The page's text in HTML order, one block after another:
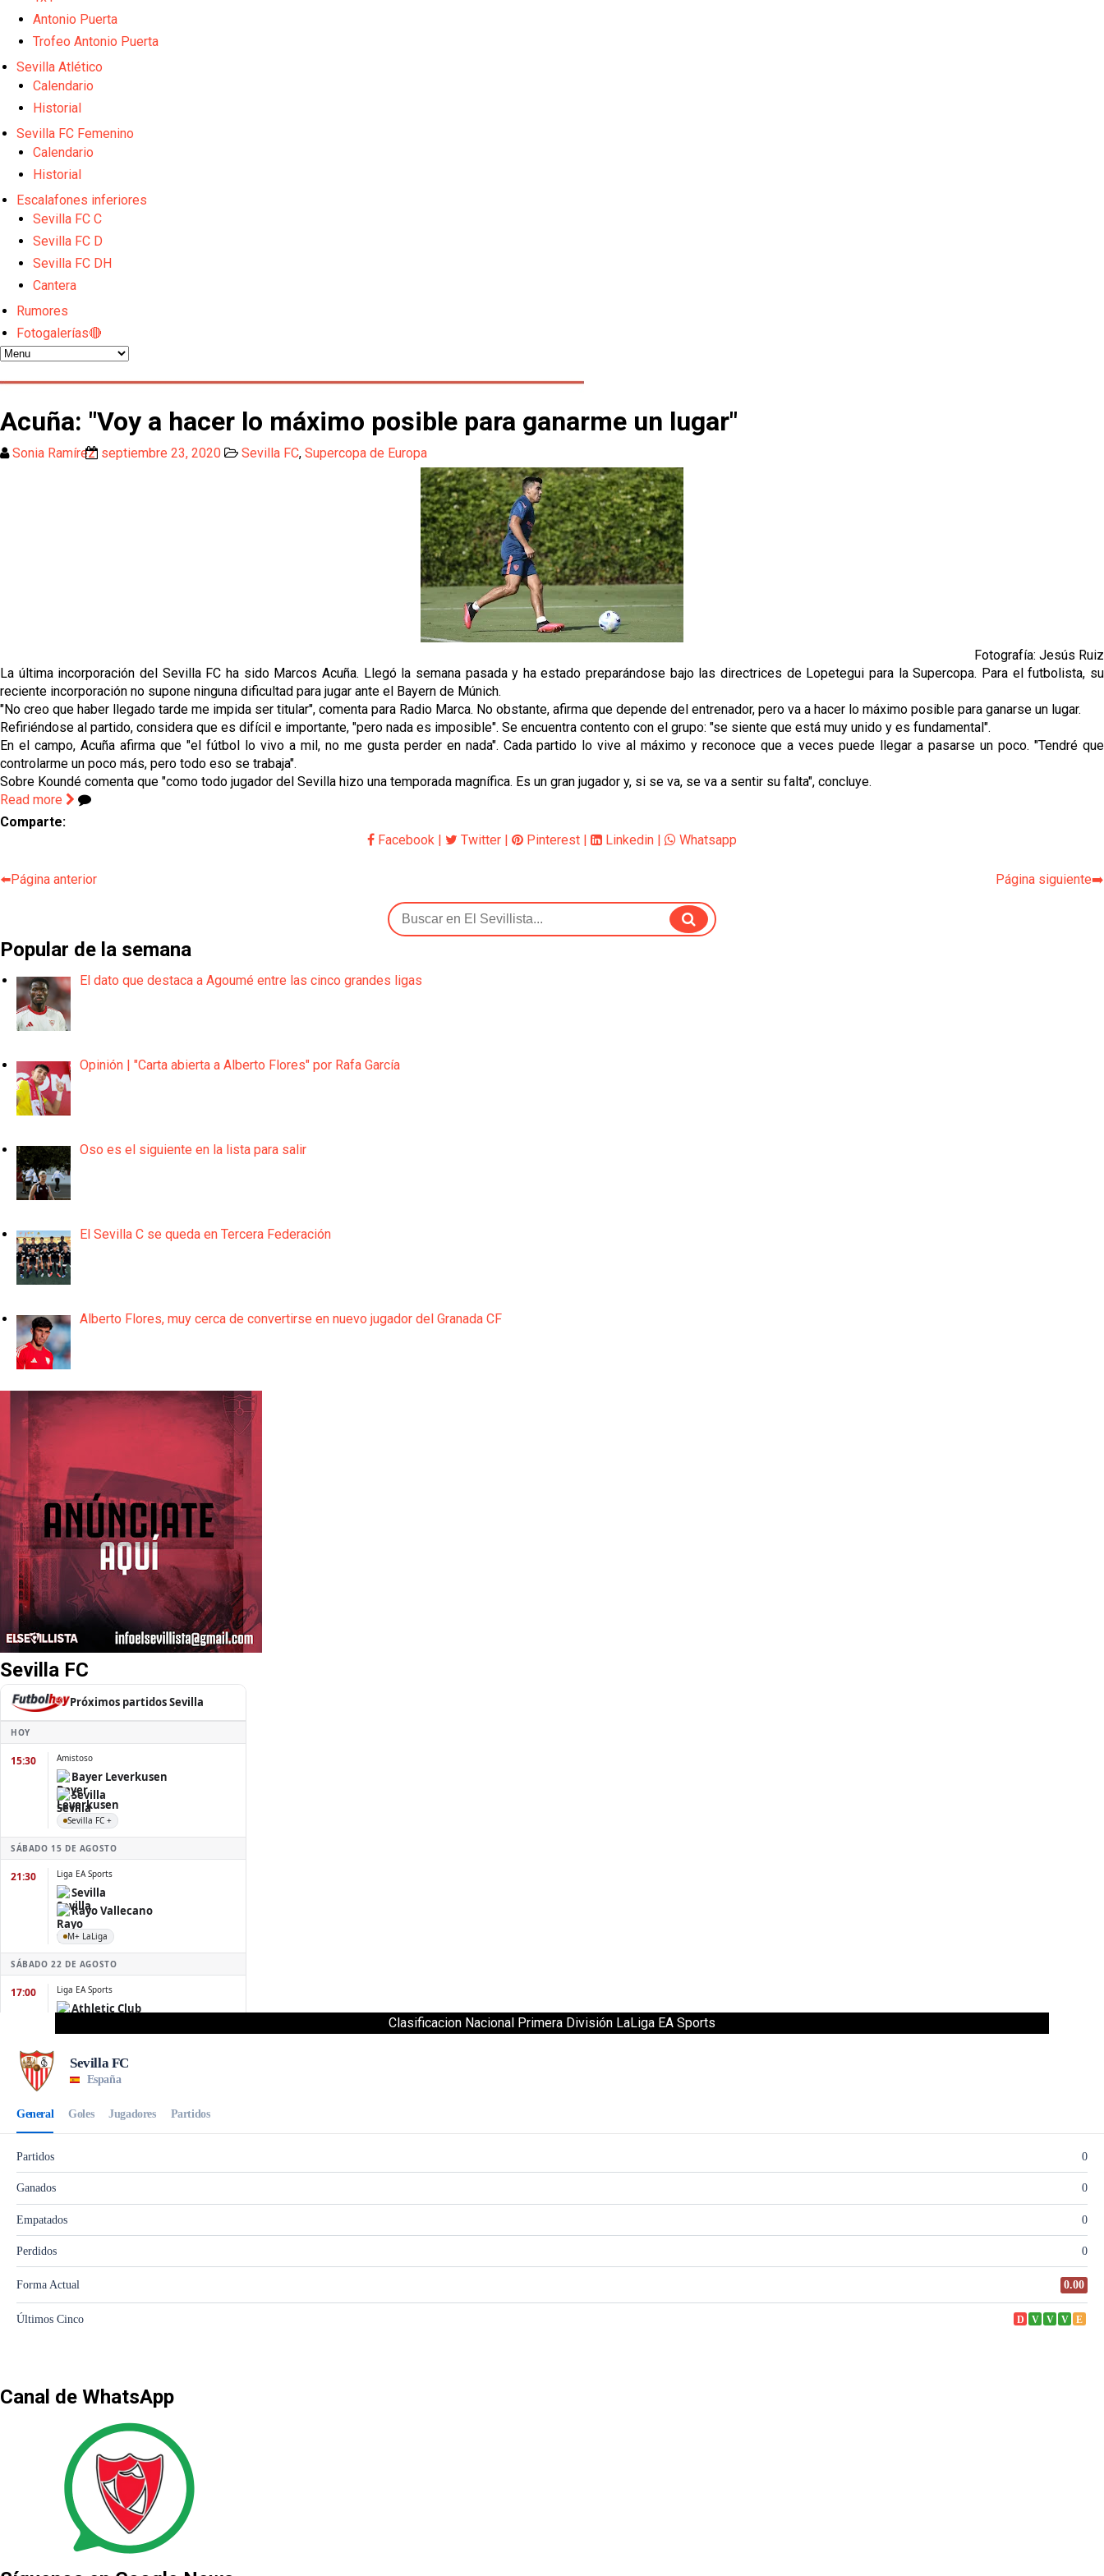
El Sevilla C se queda en Tercera Federación
Análisis | El Sevilla FC cierra una pretemporada de contrastes antes del inicio de LaLiga
Apuesta por la juventud y las ideas claras: el once que perfila el Sevilla FC para el debut liguero
Antonio Puerta
Trofeo Antonio Puerta
Sevilla Atlético
Calendario
Historial
Sevilla FC Femenino
Calendario
Historial
Escalafones inferiores
Sevilla FC C
Sevilla FC D
Sevilla FC DH
Cantera
Rumores
Fotogalerías🔴
Acuña: "Voy a hacer lo máximo posible para ganarme un lugar"
Sonia Ramírez septiembre 23, 2020 Sevilla FC, Supercopa de Europa
Fotografía: Jesús Ruiz
La última incorporación del Sevilla FC ha sido Marcos Acuña. Llegó la semana pasada y ha estado preparándose bajo las directrices de Lopetegui para la Supercopa. Para el futbolista, su
reciente incorporación no supone ninguna dificultad para jugar ante el Bayern de Múnich.
"No creo que haber llegado tarde me impida ser titular", comenta para Radio Marca. No obstante, afirma que depende del entrenador, pero va a hacer lo máximo posible para ganarse un lugar.
Refiriéndose al partido, considera que es difícil e importante, "pero nada es imposible". Se encuentra contento con el grupo: "se siente que está muy unido y es fundamental".
En el campo, Acuña afirma que "el fútbol lo vivo a mil, no me gusta perder en nada". Cada partido lo vive al máximo y reconoce que a veces puede llegar a pasarse un poco. "Tendré que
controlarme un poco más, pero todo eso se trabaja".
Sobre Koundé comenta que "como todo jugador del Sevilla hizo una temporada magnífica. Es un gran jugador y, si se va, se va a sentir su falta", concluye.
Read more
Comparte:
Facebook | Twitter | Pinterest | Linkedin | Whatsapp
⬅️Página anterior Página siguiente➡️
Popular de la semana
El dato que destaca a Agoumé entre las cinco grandes ligas
Opinión | "Carta abierta a Alberto Flores" por Rafa García
Oso es el siguiente en la lista para salir
El Sevilla C se queda en Tercera Federación
Alberto Flores, muy cerca de convertirse en nuevo jugador del Granada CF
Sevilla FC
Clasificacion Nacional Primera División LaLiga EA Sports
Canal de WhatsApp